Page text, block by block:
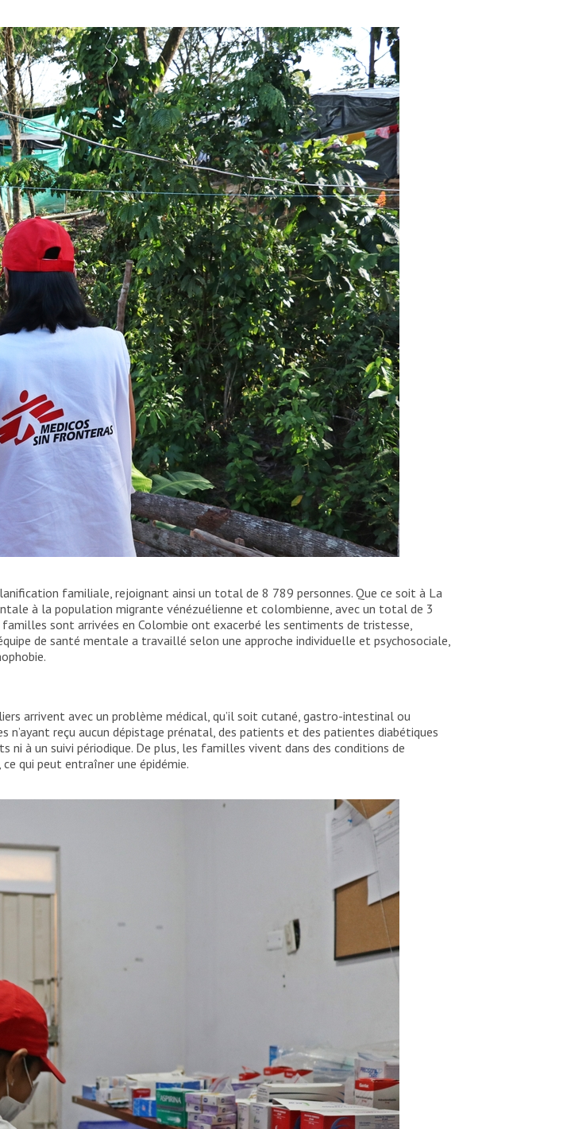
de la communauté.familiale, rejoignant ainsi un total de 8 789 personnes. Que ce soit à La
à la population migrante vénézuélienne et colombienne, avec un total de 3
sont arrivées en Colombie ont exacerbé les sentiments de tristesse,
de santé mentale a travaillé selon une approche individuelle et psychosociale,
arrivent avec un problème médical, qu’il soit cutané, gastro-intestinal ou
reçu aucun dépistage prénatal, des patients et des patientes diabétiques
ni à un suivi périodique. De plus, les familles vivent dans des conditions de
qui peut entraîner une épidémie.